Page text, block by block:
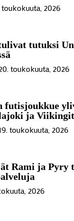
toukokuuta, 2026
tutuksi
toukokuuta, 2026
futisjoukkue
ja
toukokuuta, 2026
Rami ja Pyry
2026